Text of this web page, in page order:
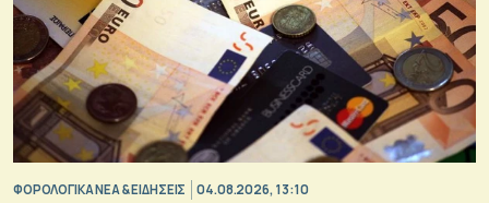
ΦΟΡΟΛΟΓΙΚΑ ΝΕΑ & EΙΔΗΣΕΙΣ 04.08.2026, 13:10